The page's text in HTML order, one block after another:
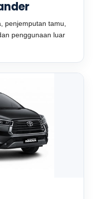
penjemputan tamu,
penggunaan luar